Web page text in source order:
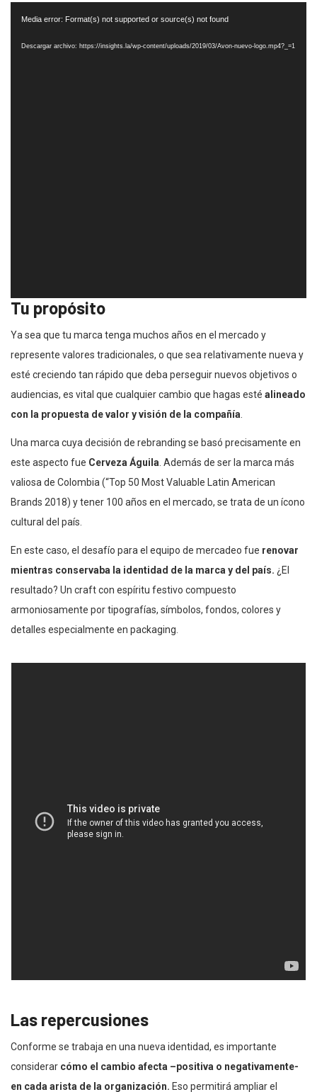
vídeo
Media error: Format(s) not supported or source(s) not found
Descargar archivo: https://insights.la/wp-content/uploads/2019/03/Avon-nuevo-logo.mp4?_=1
Tu propósito
Ya sea que tu marca tenga muchos años en el mercado y
represente valores tradicionales, o que sea relativamente nueva y
esté creciendo tan rápido que deba perseguir nuevos objetivos o
audiencias, es vital que cualquier cambio que hagas esté alineado
con la propuesta de valor y visión de la compañía.
Una marca cuya decisión de rebranding se basó precisamente en
este aspecto fue Cerveza Águila. Además de ser la marca más
valiosa de Colombia (“Top 50 Most Valuable Latin American
Brands 2018) y tener 100 años en el mercado, se trata de un ícono
cultural del país.
En este caso, el desafío para el equipo de mercadeo fue renovar
mientras conservaba la identidad de la marca y del país. ¿El
resultado? Un craft con espíritu festivo compuesto
armoniosamente por tipografías, símbolos, fondos, colores y
detalles especialmente en packaging.
Las repercusiones
Conforme se trabaja en una nueva identidad, es importante
considerar cómo el cambio afecta –positiva o negativamente-
en cada arista de la organización. Eso permitirá ampliar el